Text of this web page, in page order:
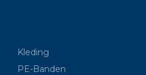
Kleding
PE-Banden